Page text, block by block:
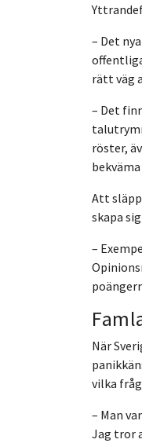
– Det
rätt väg
– Det
röster,
Att
skapa
–
När
vilka
– Man
Jag tror